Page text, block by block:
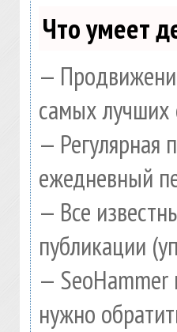
Что умеет
—
самых лучших
— Регулярная
ежедневный
— Все
публикации
— SeoHammer
нужно